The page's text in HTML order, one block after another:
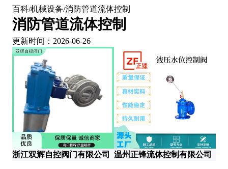
百科/机械设备/消防管道流体控制
消防管道流体控制
更新时间：2026-06-26
浙江双辉自控阀门有限公司 温州正锋流体控制有限公司